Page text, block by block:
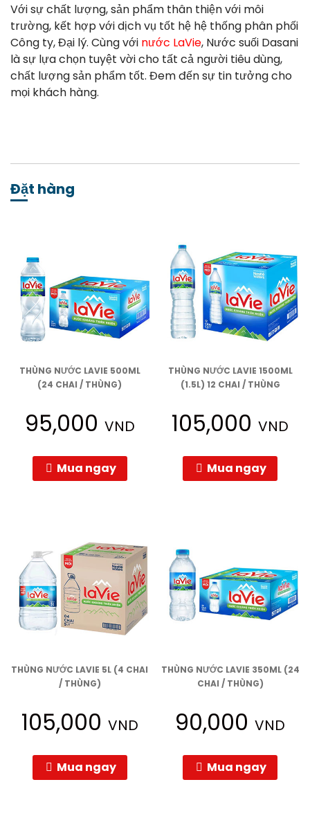
Với sự chất lượng, sản phẩm thân thiện với môi
trường, kết hợp với dịch vụ tốt hệ hệ thống phân phối
Công ty, Đại lý. Cùng với nước LaVie, Nước suối Dasani
là sự lựa chọn tuyệt vời cho tất cả người tiêu dùng,
chất lượng sản phẩm tốt. Đem đến sự tin tưởng cho
mọi khách hàng.
Đặt hàng
THÙNG NƯỚC LAVIE 500ML
(24 CHAI / THÙNG)
95,000 VND
Mua ngay
THÙNG NƯỚC LAVIE 1500ML
(1.5L) 12 CHAI / THÙNG
105,000VND
Mua ngay
THÙNG NƯỚC LAVIE 5L (4 CHAI
/ THÙNG)
105,000 VND
Mua ngay
THÙNG NƯỚC LAVIE 350ML (24
CHAI / THÙNG)
90,000VND
Mua ngay